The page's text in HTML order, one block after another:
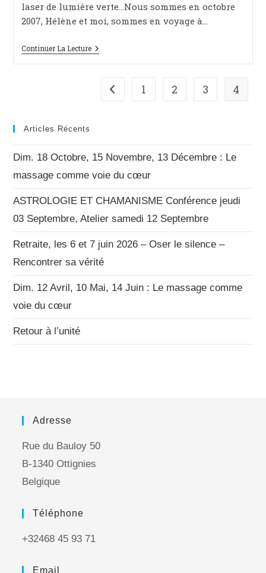
laser de lumière verte…Nous sommes en octobre
2007, Hélène et moi, sommes en voyage à…
Continuer La LectureSortie
De
L’intervention
Go to the previous page
1 2 3 4
Articles Récents
Dim. 18 Octobre, 15 Novembre, 13 Décembre : Le
massage comme voie du cœur
ASTROLOGIE ET CHAMANISME Conférence jeudi
03 Septembre, Atelier samedi 12 Septembre
Retraite, les 6 et 7 juin 2026 – Oser le silence –
Rencontrer sa vérité
Dim. 12 Avril, 10 Mai, 14 Juin : Le massage comme
voie du cœur
Retour à l’unité
Adresse
Rue du Bauloy 50
B-1340 Ottignies
Belgique
Téléphone
+32468 45 93 71
Email